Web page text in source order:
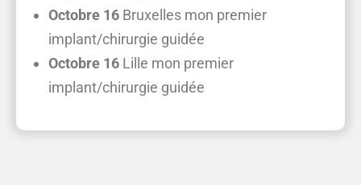
Octobre 16 Bruxelles mon premier
implant/chirurgie guidée
Octobre 16 Lille mon premier
implant/chirurgie guidée